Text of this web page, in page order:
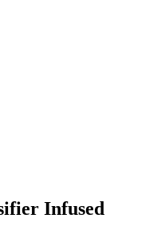
Infused